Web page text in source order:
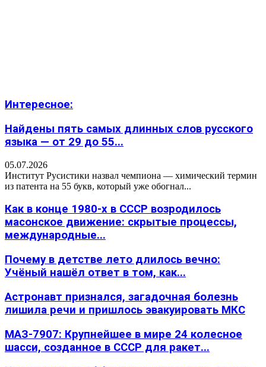
Интересное:
Найдены пять самых длинных слов русского
языка — от 29 до 55...
05.07.2026
Институт Русистики назвал чемпиона — химический термин
из патента на 55 букв, который уже обогнал...
Как в конце 1980-х в СССР возродилось
масонское движение: скрытые процессы,
международные...
Почему в детстве лето длилось вечно:
Учёный нашёл ответ в том, как...
Астронавт признался, загадочная болезнь
лишила речи и пришлось эвакуировать МКС
МАЗ-7907: Крупнейшее в мире 24 колесное
шасси, созданное в СССР для ракет...